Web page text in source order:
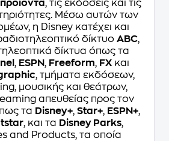
, τις εκδόσεις και τις
Μέσω αυτών των
η Disney κατέχει και
δίκτυο ABC,
δίκτυα όπως τα
, ESPN, Freeform, FXκαι
, τμήματα εκδόσεων,
μουσικής και θεάτρων,
απευθείας προς τον
τα Disney+, Star+, ESPN+,
, και τα Disney Parks,
and Products, τα οποία